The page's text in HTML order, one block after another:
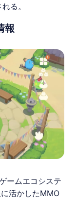
る。
報
ームエコシステ
活かしたMMO